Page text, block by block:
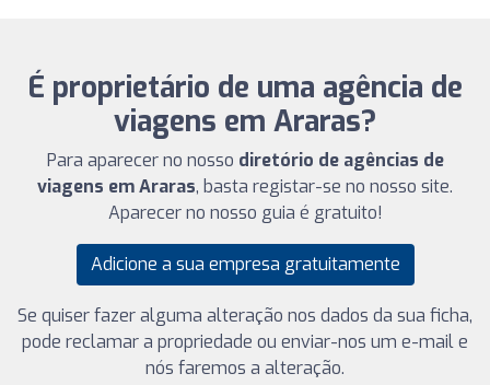
É proprietário de uma agência de
viagens em Araras?
Para aparecer no nosso diretório de agências de
viagens em Araras, basta registar-se no nosso site.
Aparecer no nosso guia é gratuito!
Adicione a sua empresa gratuitamente
Se quiser fazer alguma alteração nos dados da sua ficha,
pode reclamar a propriedade ou enviar-nos um e-mail e
nós faremos a alteração.